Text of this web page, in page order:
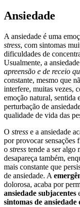
Ansiedade
A ansiedade é uma
stress, com sintomas
dificuldades de
Usualmente, a
apreensão e de receio
constante, mesmo que
interfere, muitas vezes,
emoção natural, sentida
perturbação de
qualidade de vida das
O stress e a ansiedade
por provocar sensações
o stress tende a ser algo
desapareça também,
mais constante que
de ansiedade. A
dolorosa, acaba por
ansiedade subjacentes
sintomas de ansiedade